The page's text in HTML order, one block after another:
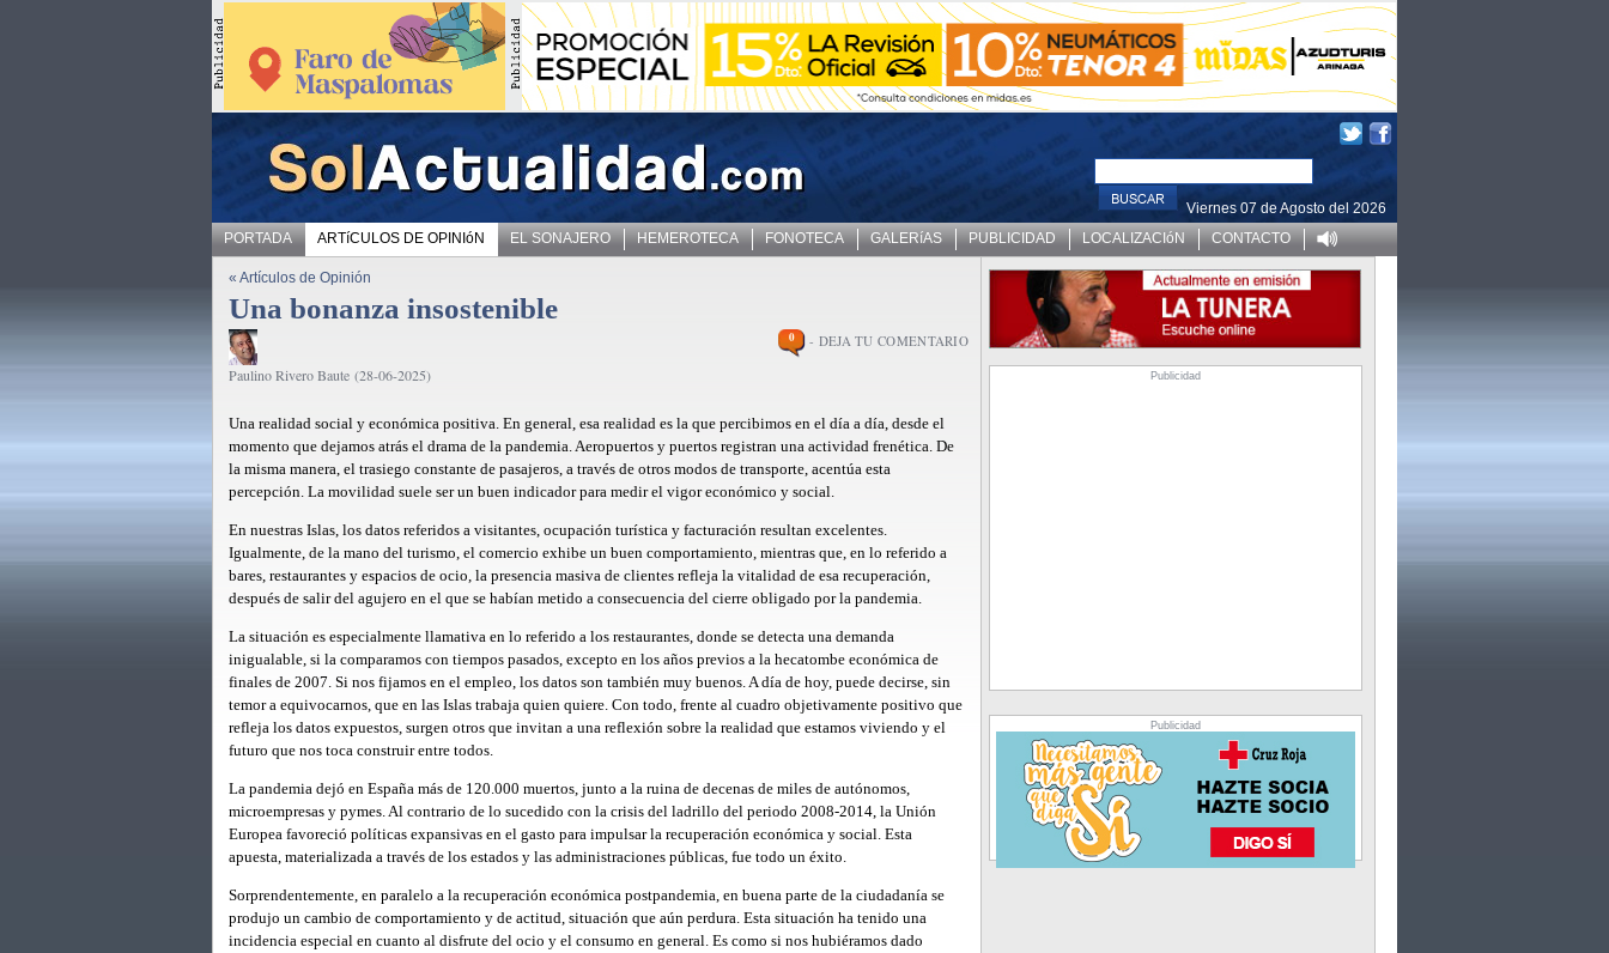
Viernes 07 de Agosto del 2026
PORTADA
ARTíCULOS DE OPINIóN EL SONAJERO HEMEROTECA FONOTECA GALERíAS PUBLICIDAD LOCALIZACIóN CONTACTO
« Artículos de Opinión
Una bonanza insostenible
Paulino Rivero Baute (28-06-2025)
0 - DEJA TU COMENTARIO
Una realidad social y económica positiva. En general, esa realidad es la que percibimos en el día a día, desde el
momento que dejamos atrás el drama de la pandemia. Aeropuertos y puertos registran una actividad frenética. De
la misma manera, el trasiego constante de pasajeros, a través de otros modos de transporte, acentúa esta
percepción. La movilidad suele ser un buen indicador para medir el vigor económico y social.
En nuestras Islas, los datos referidos a visitantes, ocupación turística y facturación resultan excelentes.
Igualmente, de la mano del turismo, el comercio exhibe un buen comportamiento, mientras que, en lo referido a
bares, restaurantes y espacios de ocio, la presencia masiva de clientes refleja la vitalidad de esa recuperación,
después de salir del agujero en el que se habían metido a consecuencia del cierre obligado por la pandemia.
La situación es especialmente llamativa en lo referido a los restaurantes, donde se detecta una demanda
inigualable, si la comparamos con tiempos pasados, excepto en los años previos a la hecatombe económica de
finales de 2007. Si nos fijamos en el empleo, los datos son también muy buenos. A día de hoy, puede decirse, sin
temor a equivocarnos, que en las Islas trabaja quien quiere. Con todo, frente al cuadro objetivamente positivo que
refleja los datos expuestos, surgen otros que invitan a una reflexión sobre la realidad que estamos viviendo y el
futuro que nos toca construir entre todos.
La pandemia dejó en España más de 120.000 muertos, junto a la ruina de decenas de miles de autónomos,
microempresas y pymes. Al contrario de lo sucedido con la crisis del ladrillo del periodo 2008-2014, la Unión
Europea favoreció políticas expansivas en el gasto para impulsar la recuperación económica y social. Esta
apuesta, materializada a través de los estados y las administraciones públicas, fue todo un éxito.
Sorprendentemente, en paralelo a la recuperación económica postpandemia, en buena parte de la ciudadanía se
produjo un cambio de comportamiento y de actitud, situación que aún perdura. Esta situación ha tenido una
incidencia especial en cuanto al disfrute del ocio y el consumo en general. Es como si nos hubiéramos dado
Publicidad
Publicidad